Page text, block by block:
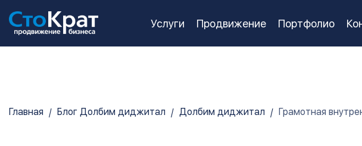
Услуги Продвижение Портфолио
Главная Блог Долбим диджитал Долбим диджитал Грамотная